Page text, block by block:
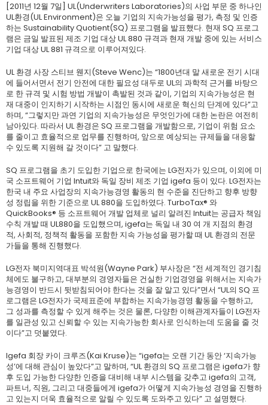
[2011년 12월 7일] UL(Underwriters Laboratories)의 사업 부문 중 하나인
UL환경(UL Environment)은 오늘 기업의 지속가능성을 평가, 측정 및 인증
하는 Sustainability Quotient(SQ) 프로그램을 발표했다. 현재 SQ 프로그
램은 금일 발표된 제조 기업 대상 UL 880 규격과 현재 개발 중에 있는 서비스
기업 대상 UL 881 규격으로 이루어져있다.
UL 환경 사장 스티브 웬지(Steve Wenc)는 “1800년대 말 새로운 전기 시대
에 들어서면서 전기 안전에 대한 필요성 대두로 UL의 과학적 근거를 바탕으
로 한 규격 및 시험 방법 개발이 촉발된 것과 같이, 기업의 지속가능성은 현
재 대중이 인지하기 시작하는 시점인 동시에 새로운 혁신의 단계에 있다”고
하며, “그렇지만 과연 기업의 지속가능성은 무엇인가에 대한 논란은 여전히
남아있다. 따라서 UL 환경은 SQ 프로그램을 개발함으로, 기업이 위험 요소
를 줄이고 효율적으로 업무를 진행하며, 앞으로 예상되는 규제들을 대응할
수 있도록 지원해 갈 것이다” 고 말했다.
SQ 프로그램을 초기 도입한 기업으로 한국에는 LG전자가 있으며, 이외에 미
국 소프트웨어 기업 Intuit와 독일 장비 제조 기업 igefa 등이 있다. LG전자는
한국 내 주요 사업장의 지속가능경영 활동의 현 수준을 진단하고 향후 방향
성 정립을 위한 기준으로 UL 880을 도입하였다. TurboTax® 와
QuickBooks® 등 소프트웨어 개발 업체로 널리 알려진 Intuit는 공급자 책임
수칙 개발 때 UL880을 도입했으며, igefa는 독일 내 30 여 개 지점의 환경
적, 사회적, 정책적 활동을 포함한 지속 가능성을 평가할 때 UL 환경의 전문
가들을 통해 진행했다.
LG전자 북미지역대표 박석원(Wayne Park) 부사장은 “전 세계적인 경기침
체에도 불구하고, 대부분의 경영자들은 건실한 기업경영을 위해서는 지속가
능경영이 반드시 뒷받침되어야 한다는 것을 잘 알고 있다”면서 “UL의 SQ 프
로그램은 LG전자가 국제표준에 부합하는 지속가능경영 활동을 수행하고,
그 성과를 측정할 수 있게 해주는 것은 물론, 다양한 이해관계자들이 LG전자
를 일관성 있고 신뢰할 수 있는 지속가능한 회사로 인식하는데 도움을 줄 것
이다”고 덧붙였다.
Igefa 회장 카이 크루즈(Kai Kruse)는 “igefa는 오랜 기간 동안 ‘지속가능
성’에 대해 관심이 높았다”고 말하며, “UL 환경의 SQ 프로그램은 igefa가 향
후 도입 가능한 다양한 인증을 대비해 내부 시스템을 갖추고 igefa의 고객,
파트너, 직원, 그리고 대중들에게 igefa가 어떻게 지속가능성 경영을 진행하
고 있는지 더욱 효율적으로 알릴 수 있도록 도와주고 있다” 고 설명했다.